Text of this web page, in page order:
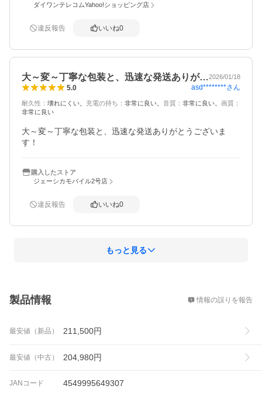
ダイワンテレコムYahoo!ショッピング店
違反報告 いいね0
大～変～丁寧な包装と、迅速な発送ありが…2026/01/18
5.0 asd********さん
耐久性 ： 壊れにくい 充電の持ち ： 非常に良い 音質 ： 非常に良い 画質 ：
非常に良い
大～変～丁寧な包装と、迅速な発送ありがとうございま
す！
購入したストア
ジェーシカモバイル2号店
違反報告 いいね0
もっと見る
製品情報 情報の誤りを報告
最安値（新品） 211,500円
最安値（中古） 204,980円
JANコード 4549995649307